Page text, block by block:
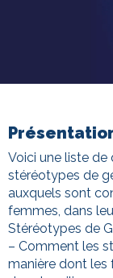
Voici une liste
stéréotypes de
auxquels sont
femmes, dans
Stéréotypes de
– Comment les
manière dont les